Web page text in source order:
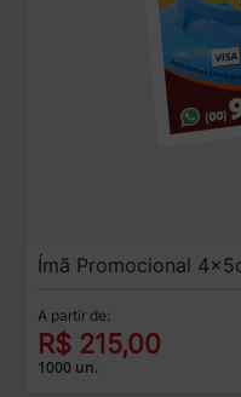
Ímã Promocional
A partir de:
R$ 215,00
1000 un.